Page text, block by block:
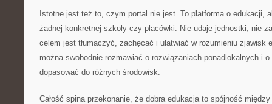
Istotne jest też to, czym portal nie jest. To platforma o edukacji,
żadnej konkretnej szkoły czy placówki. Nie udaje jednostki, nie
celem jest tłumaczyć, zachęcać i ułatwiać w rozumieniu zjawisk
można swobodnie rozmawiać o rozwiązaniach ponadlokalnych i
dopasować do różnych środowisk.
Całość spina przekonanie, że dobra edukacja to spójność